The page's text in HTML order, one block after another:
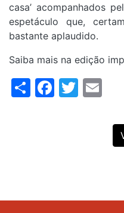
casa’ acompanhados
espetáculo que,
bastante aplaudido.
Saiba mais na edição
Share